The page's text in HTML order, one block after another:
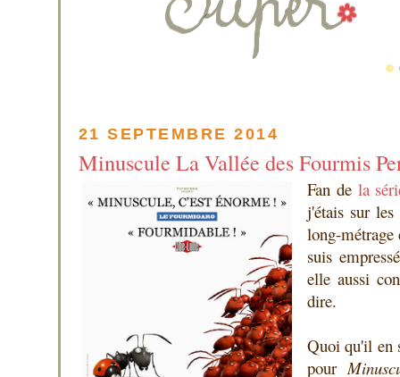
21 SEPTEMBRE 2014
Minuscule La Vallée des Fourmis
Fan de la
j'étais sur
long-métrage
suis
elle aussi
dire.
Quoi qu'il en
pour